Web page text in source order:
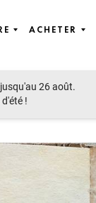
ACHETER
26 août.
!